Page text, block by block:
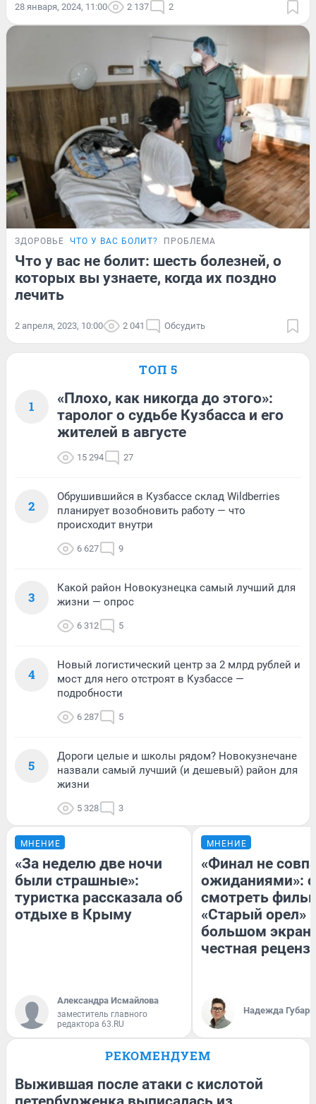
28 января, 2024, 11:00 2 137 2
ЗДОРОВЬЕ ЧТО У ВАС БОЛИТ? ПРОБЛЕМА
Что у вас не болит: шесть болезней, о
которых вы узнаете, когда их поздно
лечить
2 апреля, 2023, 10:00 2 041 Обсудить
ТОП 5
1
«Плохо, как никогда до этого»:
таролог о судьбе Кузбасса и его
жителей в августе
15 294 27
2
Обрушившийся в Кузбассе склад Wildberries
планирует возобновить работу — что
происходит внутри
6 627 9
3
Какой район Новокузнецка самый лучший для
жизни — опрос
6 312 5
4
Новый логистический центр за 2 млрд рублей и
мост для него отстроят в Кузбассе —
подробности
6 287 5
5
Дороги целые и школы рядом? Новокузнечане
назвали самый лучший (и дешевый) район для
жизни
5 328 3
МНЕНИЕ
«За неделю две ночи
были страшные»:
туристка рассказала об
отдыхе в Крыму
Александра Исмайлова
заместитель главного
редактора 63.RU
МНЕНИЕ
«Финал не
ожиданиями»:
смотреть
«Старый орел»
большом
честная
Надежда Губарь
РЕКОМЕНДУЕМ
Выжившая после атаки с кислотой